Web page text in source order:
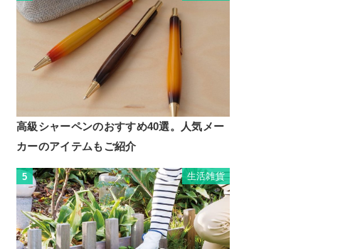
高級シャーペンのおすすめ40選。人気メー
カーのアイテムもご紹介
5 生活雑貨